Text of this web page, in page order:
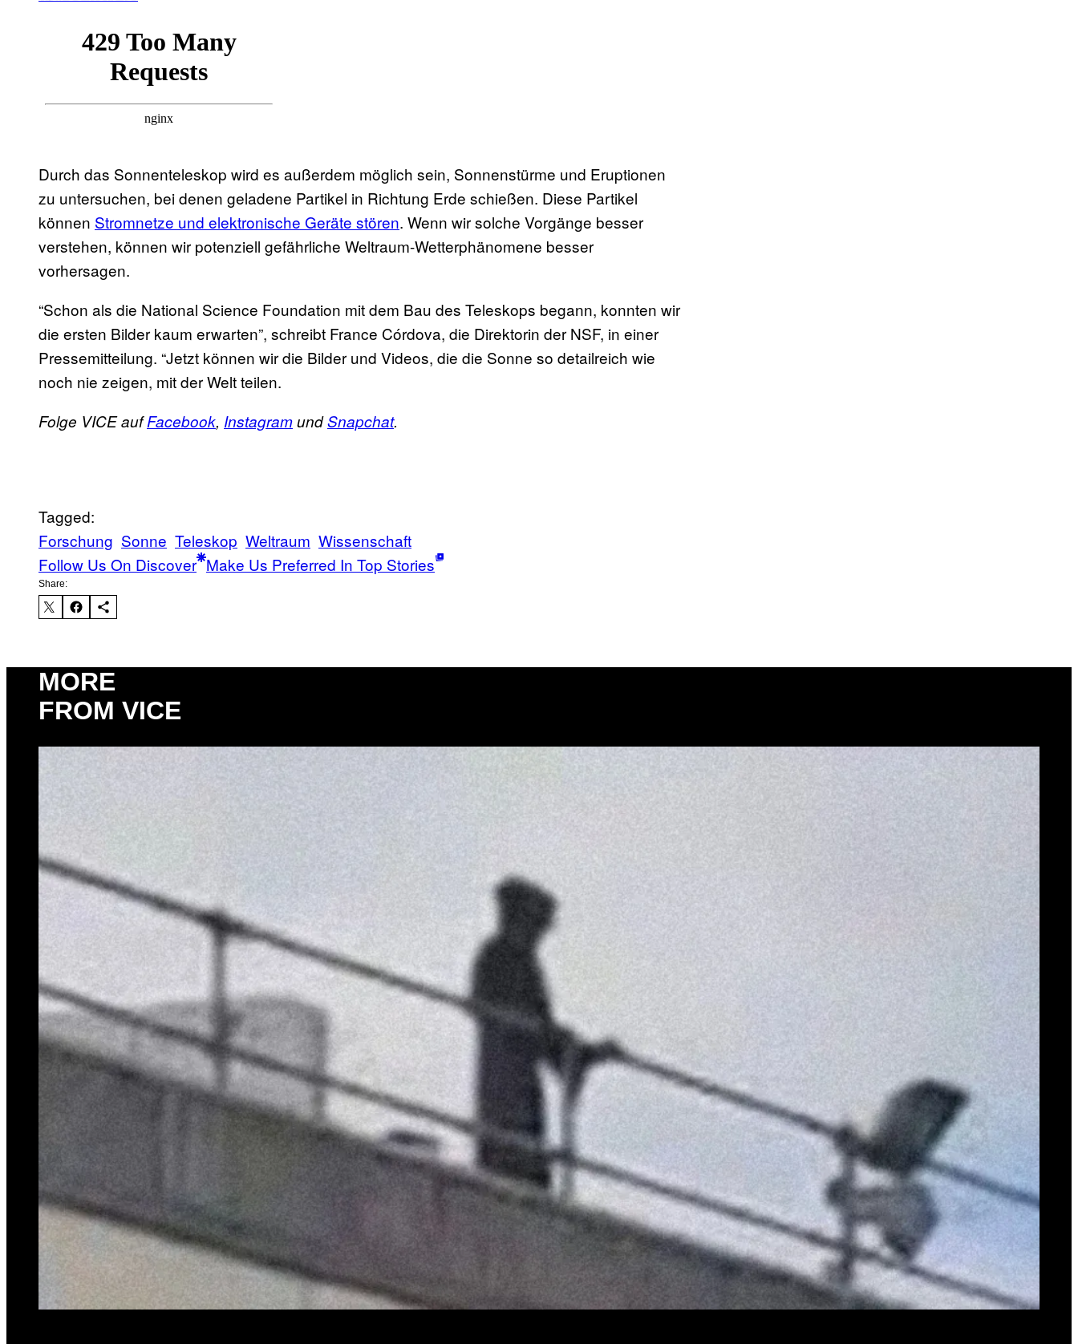
Durch das Sonnenteleskop wird es außerdem möglich sein, Sonnenstürme und Eruptionen
zu untersuchen, bei denen geladene Partikel in Richtung Erde schießen. Diese Partikel
können Stromnetze und elektronische Geräte stören. Wenn wir solche Vorgänge besser
verstehen, können wir potenziell gefährliche Weltraum-Wetterphänomene besser
vorhersagen.
“Schon als die National Science Foundation mit dem Bau des Teleskops begann, konnten wir
die ersten Bilder kaum erwarten”, schreibt France Córdova, die Direktorin der NSF, in einer
Pressemitteilung. “Jetzt können wir die Bilder und Videos, die die Sonne so detailreich wie
noch nie zeigen, mit der Welt teilen.
Folge VICE aufFacebook, InstagramundSnapchat.
Tagged:
Forschung Sonne Teleskop Weltraum Wissenschaft
Follow Us On Discover Make Us Preferred In Top Stories
Share:
MORE
FROM VICE